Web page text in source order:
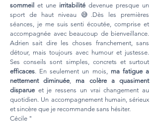
sommeil et une irritabilité devenue presque un
sport de haut niveau 😅.Dès les premières
séances, je me suis senti écoutée, comprise et
accompagnée avec beaucoup de bienveillance.
Adrien sait dire les choses franchement, sans
détour, mais toujours avec humour et justesse.
Ses conseils sont simples, concrets et surtout
efficaces. En seulement un mois, ma fatigue a
nettement diminuée
ma colère a quasiment
disparue et je ressens un vrai changement au
quotidien. Un accompagnement humain, sérieux
et sincère que je recommande sans hésiter.
Cécile "